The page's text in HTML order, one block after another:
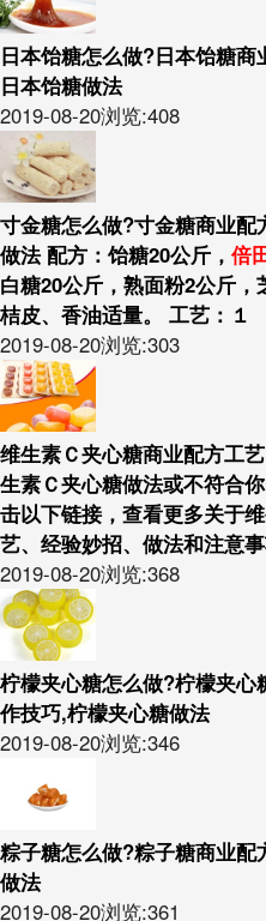
日本饴糖怎么做?日本饴糖
日本饴糖做法
2019-08-20浏览:408
寸金糖怎么做?寸金糖商业
做法 配方：饴糖20公斤， 倍
白糖20公斤，熟面粉2公斤，
桔皮、香油适量。 工艺：１
2019-08-20浏览:303
维生素Ｃ夹心糖商业配方工
生素Ｃ夹心糖做法或不符合
击以下链接，查看更多关于
艺、经验妙招、做法和注意
2019-08-20浏览:368
柠檬夹心糖怎么做?柠檬夹
作技巧,柠檬夹心糖做法
2019-08-20浏览:346
粽子糖怎么做?粽子糖商业
做法
2019-08-20浏览:361